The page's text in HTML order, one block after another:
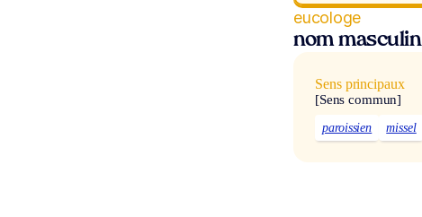
eucologe
nom masculin
Sens principaux
[Sens commun]
paroissien missel